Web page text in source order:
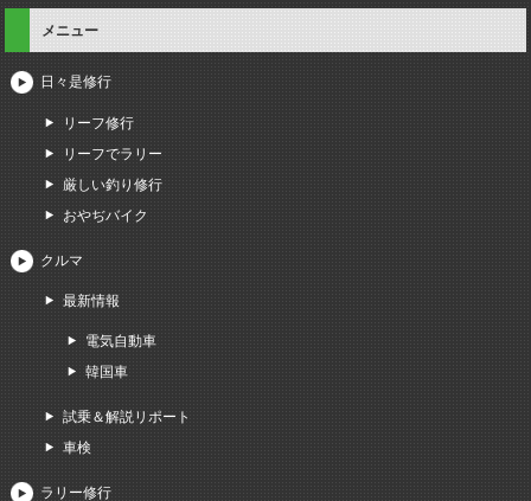
メニュー
日々是修行
リーフ修行
リーフでラリー
厳しい釣り修行
おやぢバイク
クルマ
最新情報
電気自動車
韓国車
試乗＆解説リポート
車検
ラリー修行